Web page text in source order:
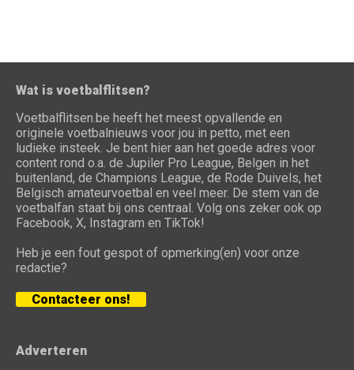
Wat is voetbalflitsen?
Voetbalflitsen.be heeft het meest opvallende en
originele voetbalnieuws voor jou in petto, met een
ludieke insteek. Je bent hier aan het goede adres voor
content rond o.a. de Jupiler Pro League, Belgen in het
buitenland, de Champions League, de Rode Duivels, het
Belgisch amateurvoetbal en veel meer. De stem van de
voetbalfan staat bij ons centraal. Volg ons zeker ook op
Facebook, X, Instagram en TikTok!
Heb je een fout gespot of opmerking(en) voor onze
redactie?
Contacteer ons!
Adverteren